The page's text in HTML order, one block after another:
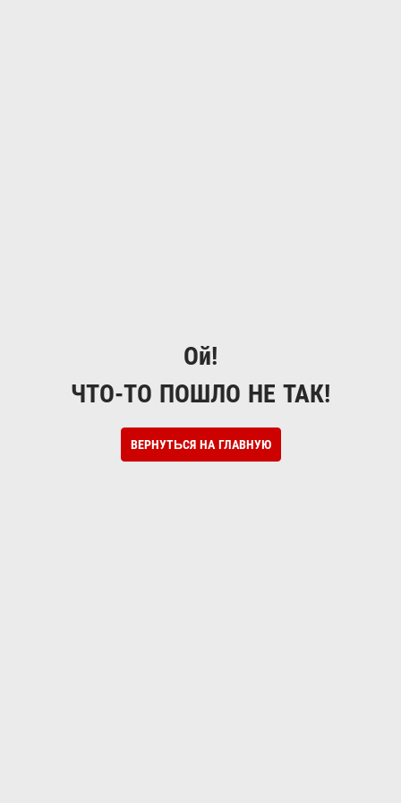
Ой!
ЧТО-ТО ПОШЛО НЕ ТАК!
ВЕРНУТЬСЯ НА ГЛАВНУЮ